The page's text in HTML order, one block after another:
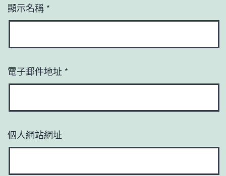
顯示名稱 *
電子郵件地址 *
個人網站網址